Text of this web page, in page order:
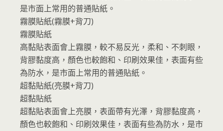
是市面上常用的普通貼紙。
霧膜貼紙(霧膜+背刀)
霧膜貼紙
高黏貼表面會上霧膜，較不易反光，柔和、不刺眼，
背膠黏度高，顏色也較飽和、印刷效果佳，表面有些
為防水，是市面上常用的普通貼紙。
超黏貼紙(亮膜+背刀)
超黏貼紙
超黏貼表面會上亮膜，表面帶有光澤，背膠黏度高，
顏色也較飽和、印刷效果佳，表面有些為防水，是市